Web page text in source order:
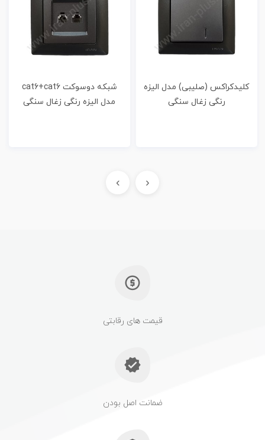
کلیدکراکس (صلیبی) مدل الیزه
رنگی زغال سنگی
شبکه دوسوکت cat6+cat6
مدل الیزه رنگی زغال سنگی
‹
›
قیمت های رقابتی
ضمانت اصل بودن